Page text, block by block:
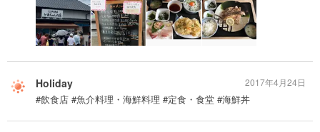
Holiday
#飲食店 #魚介料理・海鮮料理 #定食・食堂 #海鮮丼
2017年4月24日